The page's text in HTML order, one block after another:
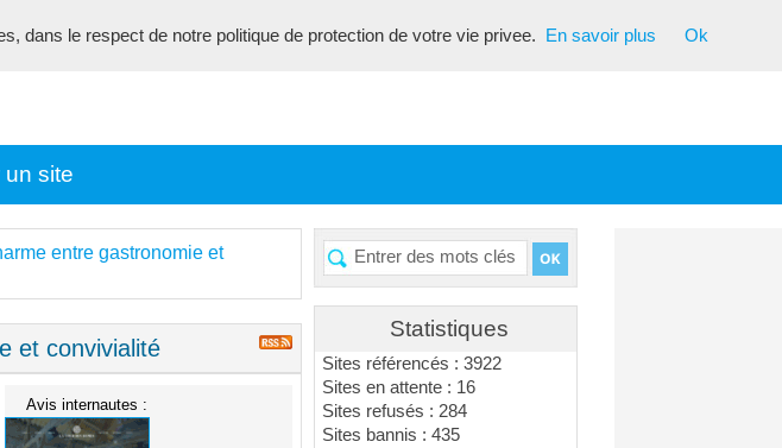
un site
Statistiques
Sites référencés : 3922
Sites en attente : 16
Sites refusés : 284
Sites bannis : 435
entre gastronomie et
et convivialité
Avis internautes :
dans le respect de notre politique de protection de votre vie privee. En savoir plus Ok